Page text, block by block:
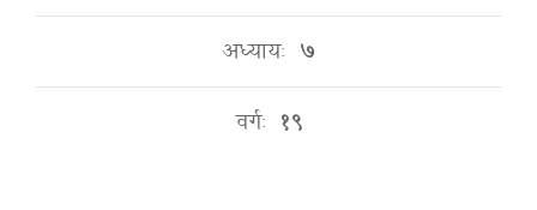
अध्यायः ७
वर्गः १९